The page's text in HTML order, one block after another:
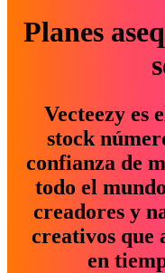
Planes
Vecteezy es
stock
confianza de
todo el
creadores y
creativos que
en